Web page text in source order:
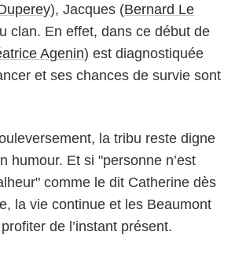
), Jacques (Bernard Le
clan. En effet, dans ce début de
Agenin) est diagnostiquée
et ses chances de survie sont
la tribu reste digne
humour. Et si "personne n’est
comme le dit Catherine dès
la vie continue et les Beaumont
de l’instant présent.